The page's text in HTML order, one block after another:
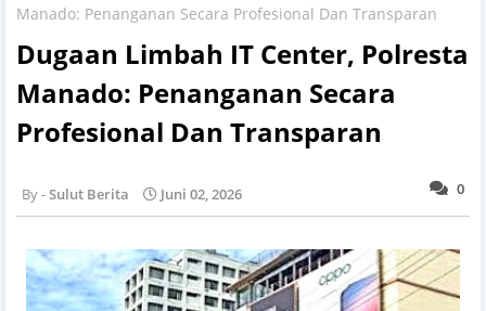
Manado: Penanganan Secara Profesional Dan Transparan
Dugaan Limbah IT Center, Polresta
Manado: Penanganan Secara
Profesional Dan Transparan
0
Sulut Berita Juni 02, 2026